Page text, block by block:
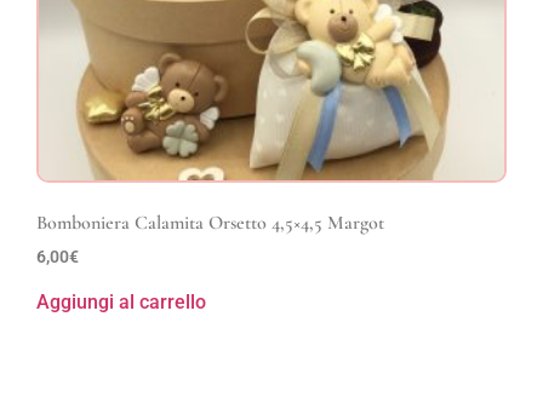
Bomboniera Calamita Orsetto 4,5×4,5 Margot
6,00€
Aggiungi al carrello